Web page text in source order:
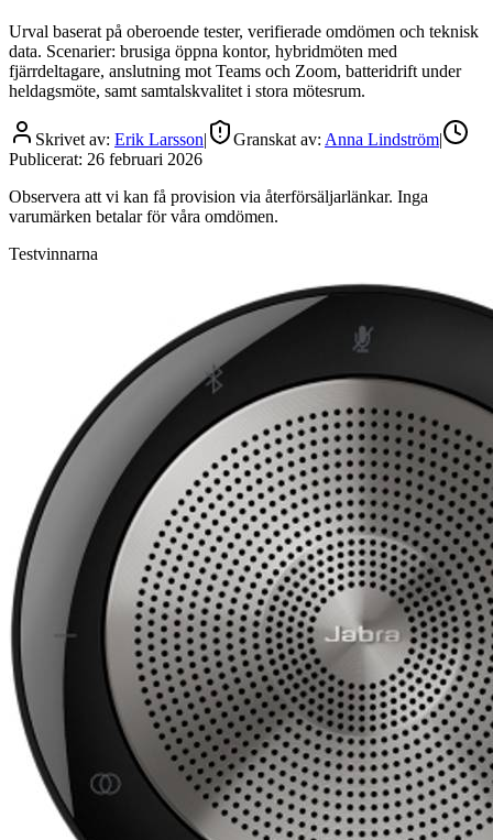
Urval baserat på oberoende tester, verifierade omdömen och teknisk
data. Scenarier: brusiga öppna kontor, hybridmöten med
fjärrdeltagare, anslutning mot Teams och Zoom, batteridrift under
heldagsmöte, samt samtalskvalitet i stora mötesrum.
Skrivet av: Erik Larsson| Granskat av: Anna Lindström|
Publicerat: 26 februari 2026
Observera att vi kan få provision via återförsäljarlänkar. Inga
varumärken betalar för våra omdömen.
Testvinnarna